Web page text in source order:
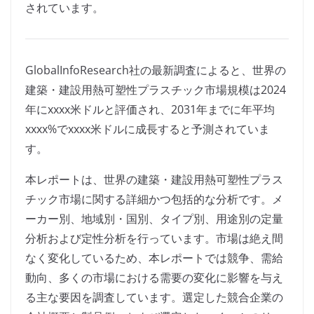
されています。
GlobalInfoResearch社の最新調査によると、世界の
建築・建設用熱可塑性プラスチック市場規模は2024
年にxxxx米ドルと評価され、2031年までに年平均
xxxx%でxxxx米ドルに成長すると予測されていま
す。
本レポートは、世界の建築・建設用熱可塑性プラス
チック市場に関する詳細かつ包括的な分析です。メ
ーカー別、地域別・国別、タイプ別、用途別の定量
分析および定性分析を行っています。市場は絶え間
なく変化しているため、本レポートでは競争、需給
動向、多くの市場における需要の変化に影響を与え
る主な要因を調査しています。選定した競合企業の